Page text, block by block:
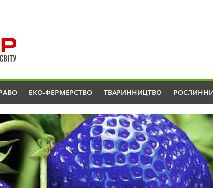
ЕКО-ФЕРМЕРСТВО ТВАРИННИЦТВО